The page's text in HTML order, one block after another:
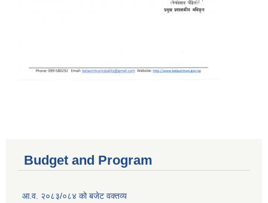
Budget and Program
आ.व. २०८३/०८४ को बजेट वक्तव्य